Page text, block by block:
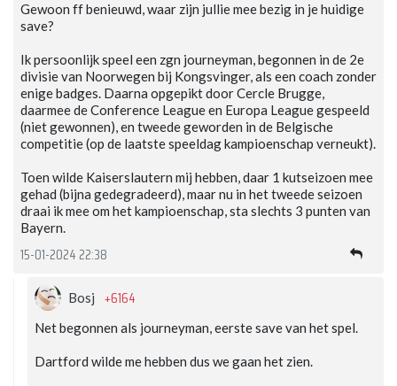
Gewoon ff benieuwd, waar zijn jullie mee bezig in je huidige
save?
Ik persoonlijk speel een zgn journeyman, begonnen in de 2e
divisie van Noorwegen bij Kongsvinger, als een coach zonder
enige badges. Daarna opgepikt door Cercle Brugge,
daarmee de Conference League en Europa League gespeeld
(niet gewonnen), en tweede geworden in de Belgische
competitie (op de laatste speeldag kampioenschap verneukt).
Toen wilde Kaiserslautern mij hebben, daar 1 kutseizoen mee
gehad (bijna gedegradeerd), maar nu in het tweede seizoen
draai ik mee om het kampioenschap, sta slechts 3 punten van
Bayern.
15-01-2024 22:38
Bosj +6164
Net begonnen als journeyman, eerste save van het spel.
Dartford wilde me hebben dus we gaan het zien.